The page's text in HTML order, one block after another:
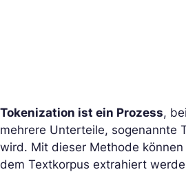
Tokenization ist ein Prozess,
mehrere Unterteile, sogenannte
wird. Mit dieser Methode
dem Textkorpus extrahiert